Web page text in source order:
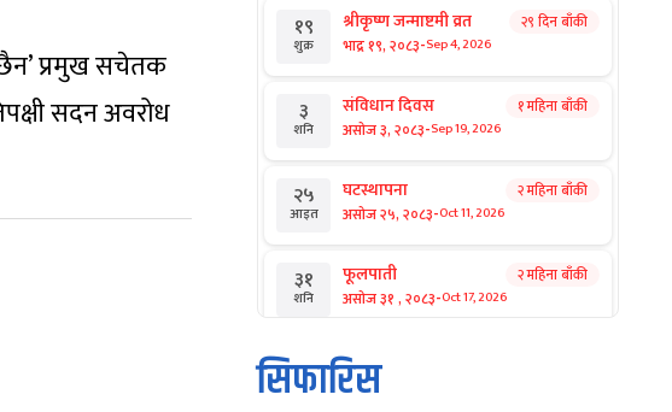
छैन’ प्रमुख सचेतक
सदन अवरोध
१९
शुक्र
श्रीकृष्ण जन्माष्टमी व्रत
भाद्र १९, २०८३-Sep 4, 2026
२९ दिन बाँकी
३
शनि
संविधान दिवस
असोज ३, २०८३-Sep 19, 2026
१ महिना बाँकी
२५
आइत
घटस्थापना
असोज २५, २०८३-Oct 11, 2026
२ महिना बाँकी
३१
शनि
फूलपाती
असोज ३१ , २०८३-Oct 17, 2026
२ महिना बाँकी
१
आइत
कार्तिक सङ्क्रान्ति
कार्तिक १, २०८३
सिफारिस